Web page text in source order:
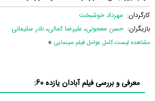
کارگردان: مهرداد خوشبخت
بازیگران: حسن معجونی، علیرضا کمالی، نادر سلیمانی
مشاهده لیست کامل عوامل فیلم سینمایی »
معرفی و بررسی فیلم آبادان یازده 60: